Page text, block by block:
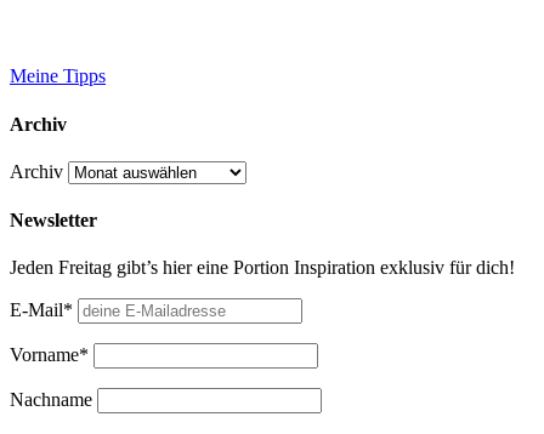
Meine Tipps
Archiv
Archiv
Newsletter
Jeden Freitag gibt’s hier eine Portion Inspiration exklusiv für dich!
E-Mail*
Vorname*
Nachname